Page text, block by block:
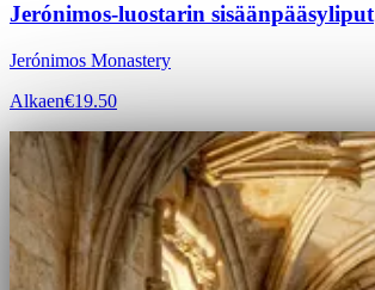
Jerónimos-luostarin sisäänpääsyliput
Jerónimos Monastery
Alkaen€19.50